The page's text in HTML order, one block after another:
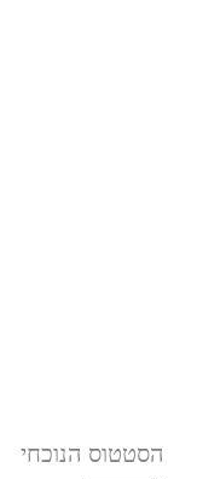
הסטטוס הנוכחי